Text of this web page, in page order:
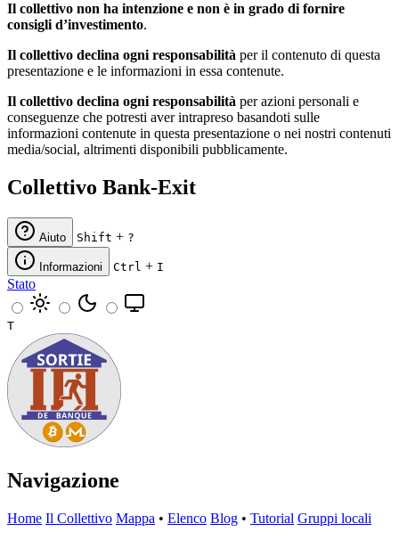
Il collettivo non ha intenzione e non è in grado di fornire
consigli d’investimento.
Il collettivo declina ogni responsabilità per il contenuto di questa
presentazione e le informazioni in essa contenute.
Il collettivo declina ogni responsabilità per azioni personali e
conseguenze che potresti aver intrapreso basandoti sulle
informazioni contenute in questa presentazione o nei nostri contenuti
media/social, altrimenti disponibili pubblicamente.
Collettivo Bank-Exit
Aiuto Shift + ?
Informazioni Ctrl + I
Stato
T
Navigazione
Home Il Collettivo Mappa • Elenco Blog • Tutorial Gruppi locali